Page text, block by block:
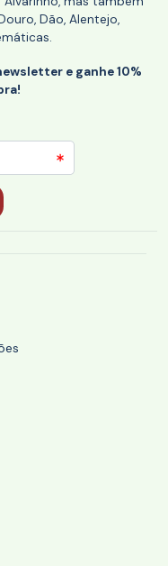
Dão, Alentejo,
e ganhe 10%